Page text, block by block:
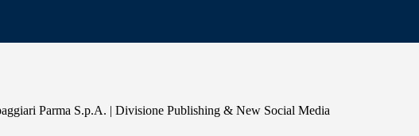
Parma S.p.A. | Divisione Publishing & New Social Media